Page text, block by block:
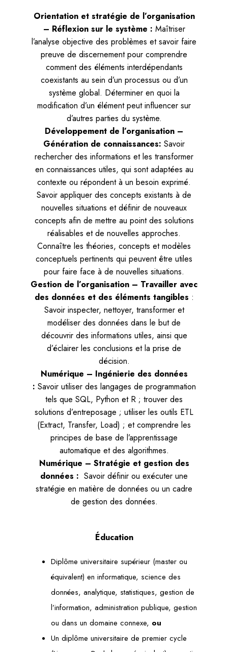
Orientation et stratégie de l’organisation
– Réflexion sur le système : Maîtriser
l’analyse objective des problèmes et savoir faire
preuve de discernement pour comprendre
comment des éléments interdépendants
coexistants au sein d’un processus ou d’un
système global. Déterminer en quoi la
modification d’un élément peut influencer sur
d’autres parties du système.
Développement de l’organisation –
Génération de connaissances: Savoir
rechercher des informations et les transformer
en connaissances utiles, qui sont adaptées au
contexte ou répondent à un besoin exprimé.
Savoir appliquer des concepts existants à de
nouvelles situations et définir de nouveaux
concepts afin de mettre au point des solutions
réalisables et de nouvelles approches.
Connaître les théories, concepts et modèles
conceptuels pertinents qui peuvent être utiles
pour faire face à de nouvelles situations.
Gestion de l’organisation – Travailler avec
des données et des éléments tangibles :
Savoir inspecter, nettoyer, transformer et
modéliser des données dans le but de
découvrir des informations utiles, ainsi que
d’éclairer les conclusions et la prise de
décision.
Numérique – Ingénierie des données
: Savoir utiliser des langages de programmation
tels que SQL, Python et R ; trouver des
solutions d’entreposage ; utiliser les outils ETL
(Extract, Transfer, Load) ; et comprendre les
principes de base de l’apprentissage
automatique et des algorithmes.
Numérique – Stratégie et gestion des
données : Savoir définir ou exécuter une
stratégie en matière de données ou un cadre
de gestion des données.
Éducation
Diplôme universitaire supérieur (master ou
équivalent) en informatique, science des
données, analytique, statistiques, gestion de
l’information, administration publique, gestion
ou dans un domaine connexe, ou
Un diplôme universitaire de premier cycle